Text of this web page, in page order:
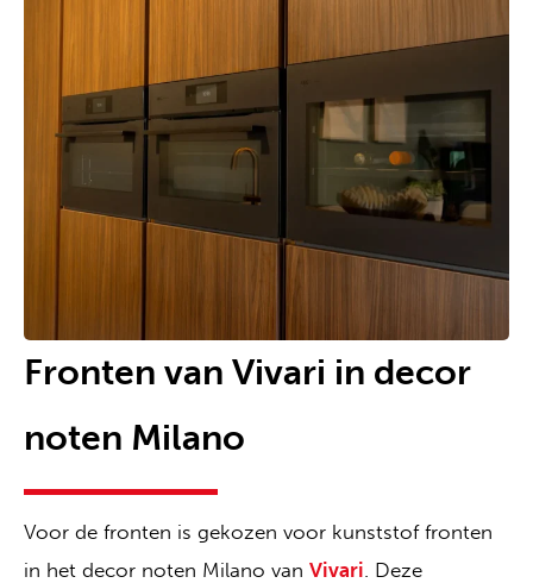
Fronten van Vivari in decor
noten Milano
Voor de fronten is gekozen voor kunststof fronten
in het decor noten Milano van Vivari . Deze